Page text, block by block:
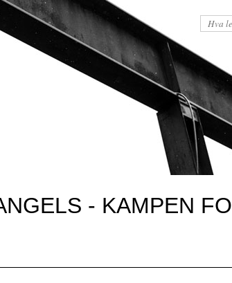
- KAMPEN